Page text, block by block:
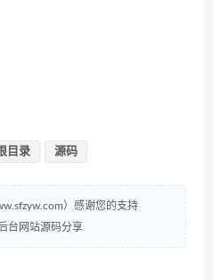
目录 源码
）感谢您的支持
台网站源码分享